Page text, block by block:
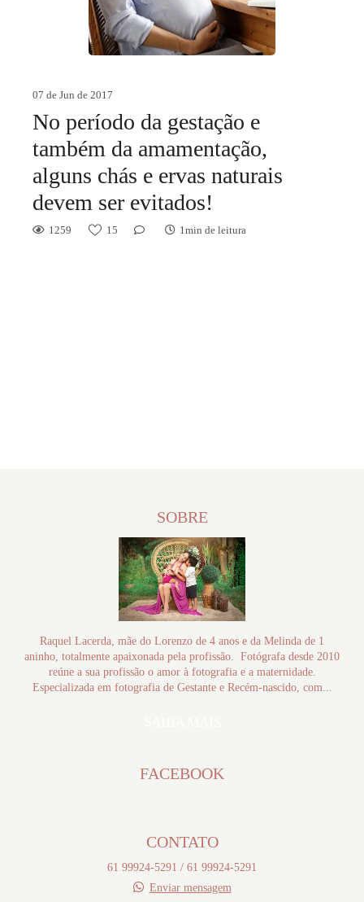
07 de Jun de 2017
No período da gestação e
também da amamentação,
alguns chás e ervas naturais
devem ser evitados!
1259 15 1min de leitura
SOBRE
Raquel Lacerda, mãe do Lorenzo de 4 anos e da Melinda de 1
aninho, totalmente apaixonada pela profissão. Fotógrafa desde 2010
reúne a sua profissão o amor à fotografia e a maternidade.
Especializada em fotografia de Gestante e Recém-nascido, com...
FACEBOOK
CONTATO
61 99924-5291 / 61 99924-5291
Enviar mensagem